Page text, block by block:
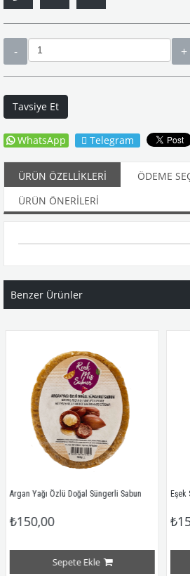
Tavsiye Et
WhatsApp Telegram
ÜRÜN ÖZELLIKLERI
ÖDEME
ÜRÜN ÖNERILERI
Benzer Ürünler
Argan Yağı Özlü Doğal Süngerli Sabun
₺150,00
Sepete Ekle
Eşek